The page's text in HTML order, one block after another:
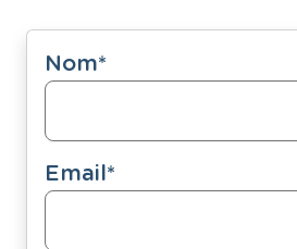
Nom*
Email*